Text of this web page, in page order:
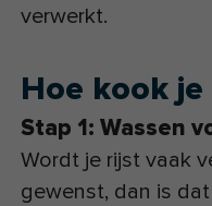
verwerkt.
Hoe kook
Stap 1: Wassen
Wordt je rijst vaak
gewenst, dan is